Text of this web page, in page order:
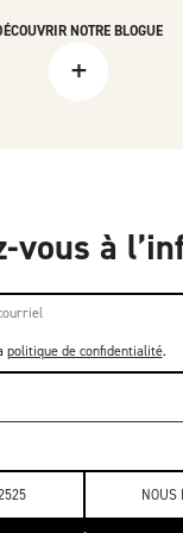
NOUS
NOTRE BLOGUE
+
vous à
politique de confidentialité.